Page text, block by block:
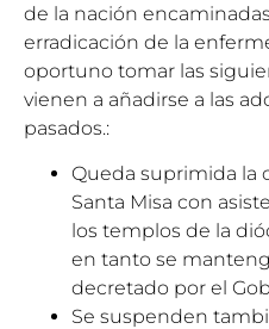
de la nación
erradicación de la
oportuno tomar las
vienen a añadirse a las
pasados.:
Queda suprimida la
Santa Misa con
los templos de la
en tanto se
decretado por el
Se suspenden